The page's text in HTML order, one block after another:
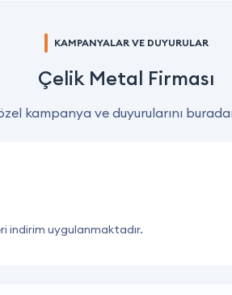
KAMPANYALAR VE DUYURULAR
Çelik Metal Firması
özel kampanya ve duyurularını
indirim uygulanmaktadır.